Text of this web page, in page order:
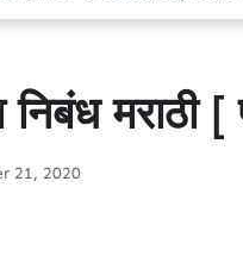
निबंध
21, 2020